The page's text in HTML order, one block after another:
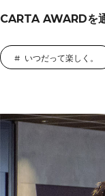
CARTA AWARDを
いつだって楽しく。